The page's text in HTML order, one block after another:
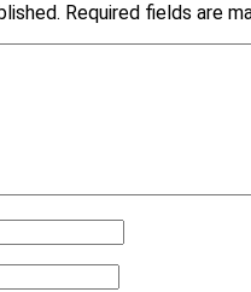
Required fields are